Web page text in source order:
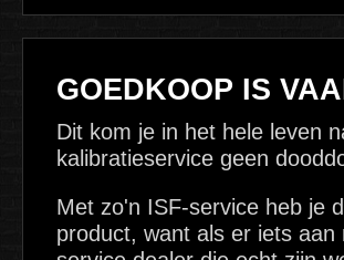
GOEDKOOP IS
Dit kom je in het hele leven
kalibratieservice geen
Met zo'n ISF-service heb je
product, want als er iets